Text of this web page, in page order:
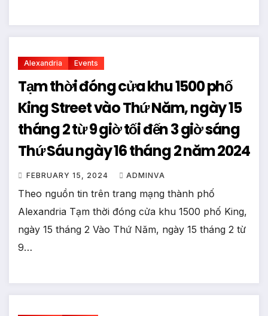
Alexandria Events
Tạm thời đóng cửa khu 1500 phố
King Street vào Thứ Năm, ngày 15
tháng 2 từ 9 giờ tối đến 3 giờ sáng
Thứ Sáu ngày 16 tháng 2 năm 2024
FEBRUARY 15, 2024 ADMINVA
Theo nguồn tin trên trang mạng thành phố
Alexandria Tạm thời đóng cửa khu 1500 phố King,
ngày 15 tháng 2 Vào Thứ Năm, ngày 15 tháng 2 từ
9…